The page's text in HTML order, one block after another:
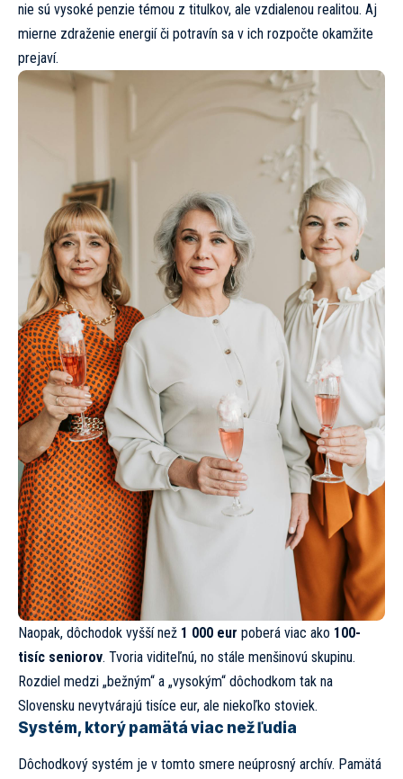
nie sú vysoké penzie témou z titulkov, ale vzdialenou realitou. Aj
mierne zdraženie energií či potravín sa v ich rozpočte okamžite
prejaví.
Naopak, dôchodok vyšší než 1 000 eur poberá viac ako 100-
tisíc seniorov. Tvoria viditeľnú, no stále menšinovú skupinu.
Rozdiel medzi „bežným“ a „vysokým“ dôchodkom tak na
Slovensku nevytvárajú tisíce eur, ale niekoľko stoviek.
Systém, ktorý pamätá viac než ľudia
Dôchodkový systém je v tomto smere neúprosný archív. Pamätá